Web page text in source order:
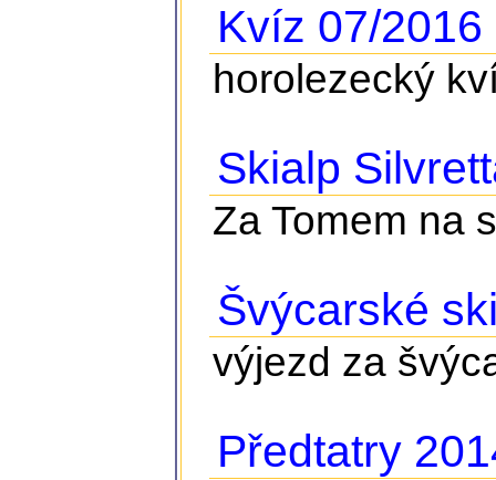
Kvíz 07/
horolezecký
Skialp
Za Tomem na
Švýcarské
výjezd za
Předtatry